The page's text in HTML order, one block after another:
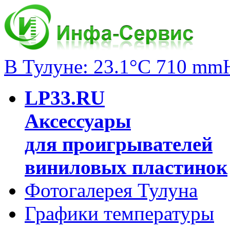
В Тулуне: 23.1°C 710
LP33.RU
Аксессуары
для проигрывателей
виниловых пластинок
Фотогалерея Тулуна
Графики температуры